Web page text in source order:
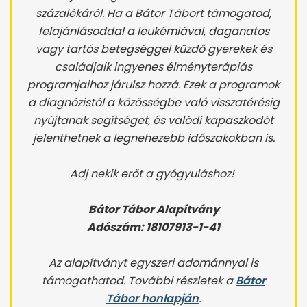
százalékáról. Ha a Bátor Tábort támogatod,
felajánlásoddal a leukémiával, daganatos
vagy tartós betegséggel küzdő gyerekek és
családjaik ingyenes élményterápiás
programjaihoz járulsz hozzá. Ezek a programok
a diagnózistól a közösségbe való visszatérésig
nyújtanak segítséget, és valódi kapaszkodót
jelenthetnek a legnehezebb időszakokban is.
Adj nekik erőt a gyógyuláshoz!
Bátor Tábor Alapítvány
Adószám: 18107913-1-41
Az alapítványt egyszeri adománnyal is
támogathatod. További részletek aBátor
Tábor honlapján.